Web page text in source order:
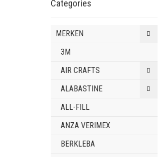
Categories
MERKEN
3M
AIR CRAFTS
ALABASTINE
ALL-FILL
ANZA VERIMEX
BERKLEBA